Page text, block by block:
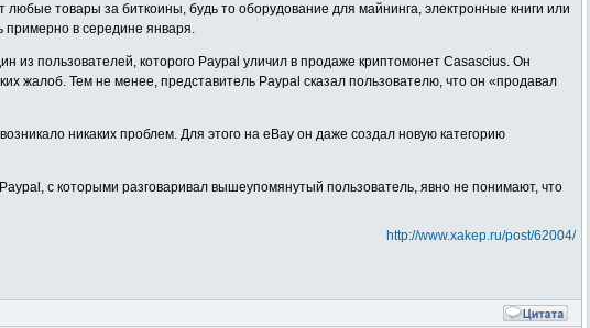
товары за биткоины, будь то оборудование для майнинга, электронные книги или
в середине января.
из пользователей, которого Paypal уличил в продаже криптомонет Casascius. Он
жалоб. Тем не менее, представитель Paypal сказал пользователю, что он «продавал
никаких проблем. Для этого на eBay он даже создал новую категорию
с которыми разговаривал вышеупомянутый пользователь, явно не понимают, что
http://www.xakep.ru/post/62004/